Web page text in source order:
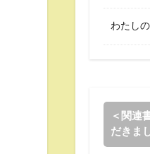
わたし
＜関連
だきま